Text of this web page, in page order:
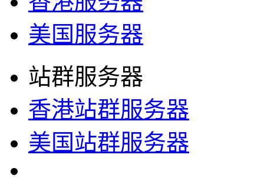
美国服务器
站群服务器
香港站群服务器
美国站群服务器